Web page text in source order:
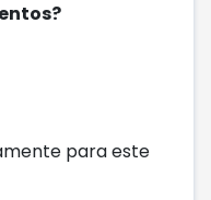
para este